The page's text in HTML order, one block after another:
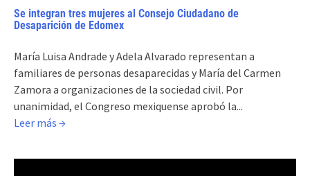
Se integran tres mujeres al Consejo Ciudadano de
Desaparición de Edomex
María Luisa Andrade y Adela Alvarado representan a
familiares de personas desaparecidas y María del Carmen
Zamora a organizaciones de la sociedad civil. Por
unanimidad, el Congreso mexiquense aprobó la...
Leer más →